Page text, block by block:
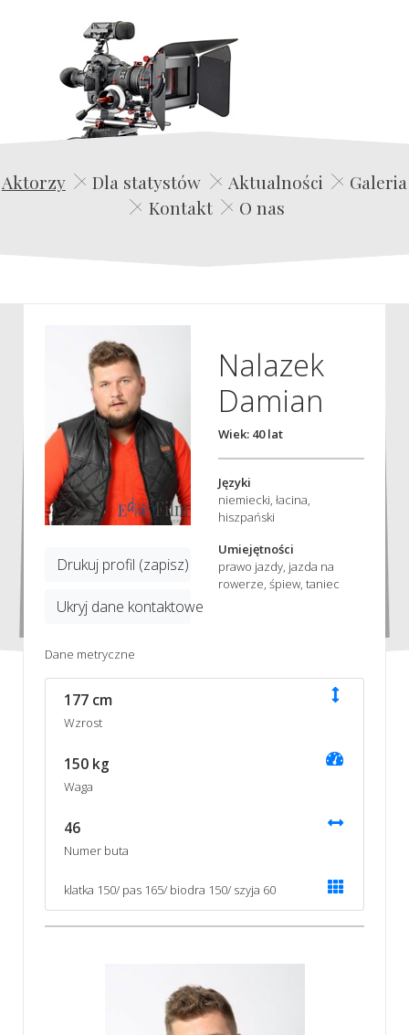
Edwin Film Agencja Aktorska
Aktorzy Dla statystów Aktualności
Galeria
Kontakt
O nas
Drukuj profil (zapisz)
Ukryj dane kontaktowe
Nalazek
Damian
Wiek: 40 lat
Języki
niemiecki, łacina,
hiszpański
Umiejętności
prawo jazdy, jazda na
rowerze, śpiew, taniec
Dane metryczne
177 cm
Wzrost
150 kg
Waga
46
Numer buta
klatka 150/ pas 165/ biodra 150/ szyja 60